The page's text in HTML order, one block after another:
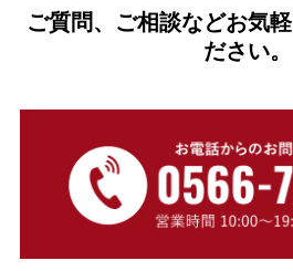
ご質問、ご相談などお気
ださい。